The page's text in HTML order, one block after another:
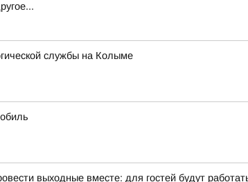
службы на Колыме
выходные вместе: для гостей будут